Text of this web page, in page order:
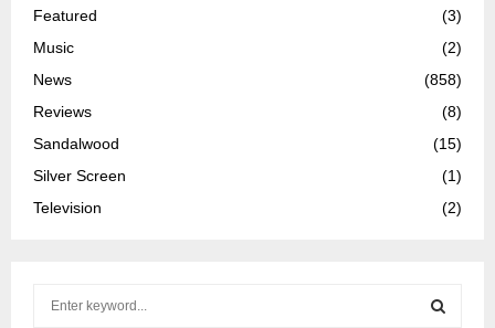
Featured
(3)
Music
(2)
News
(858)
Reviews
(8)
Sandalwood
(15)
Silver Screen
(1)
Television
(2)